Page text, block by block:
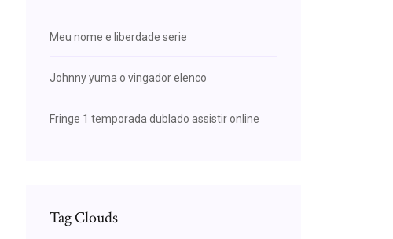
Meu nome e liberdade serie
Johnny yuma o vingador elenco
Fringe 1 temporada dublado assistir online
Tag Clouds